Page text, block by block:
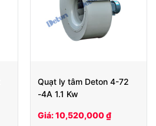
Quạt ly tâm Deton 4-72
-4A 1.1 Kw
Giá: 10,520,000 ₫